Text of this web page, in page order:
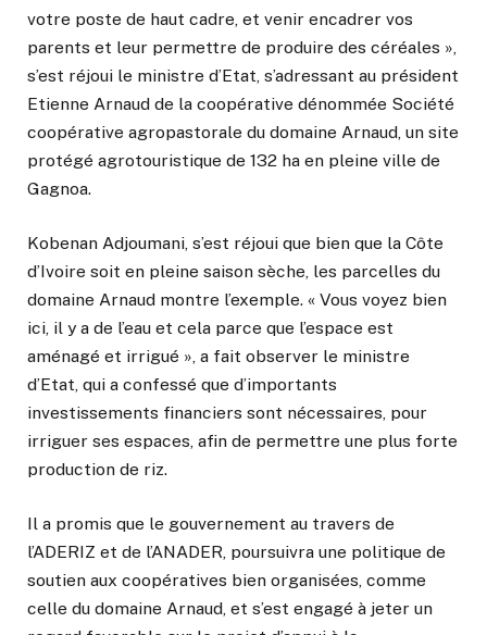
votre poste de haut cadre, et venir encadrer vos
parents et leur permettre de produire des céréales »,
s’est réjoui le ministre d’Etat, s’adressant au président
Etienne Arnaud de la coopérative dénommée Société
coopérative agropastorale du domaine Arnaud, un site
protégé agrotouristique de 132 ha en pleine ville de
Gagnoa.
Kobenan Adjoumani, s’est réjoui que bien que la Côte
d’Ivoire soit en pleine saison sèche, les parcelles du
domaine Arnaud montre l’exemple. « Vous voyez bien
ici, il y a de l’eau et cela parce que l’espace est
aménagé et irrigué », a fait observer le ministre
d’Etat, qui a confessé que d’importants
investissements financiers sont nécessaires, pour
irriguer ses espaces, afin de permettre une plus forte
production de riz.
Il a promis que le gouvernement au travers de
l’ADERIZ et de l’ANADER, poursuivra une politique de
soutien aux coopératives bien organisées, comme
celle du domaine Arnaud, et s’est engagé à jeter un